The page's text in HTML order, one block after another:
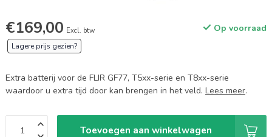
€169,00 Excl. btw Op voorraad
Lagere prijs gezien?
Extra batterij voor de FLIR GF77, T5xx-serie en T8xx-serie
waardoor u extra tijd door kan brengen in het veld. Lees meer.
Toevoegen aan winkelwagen